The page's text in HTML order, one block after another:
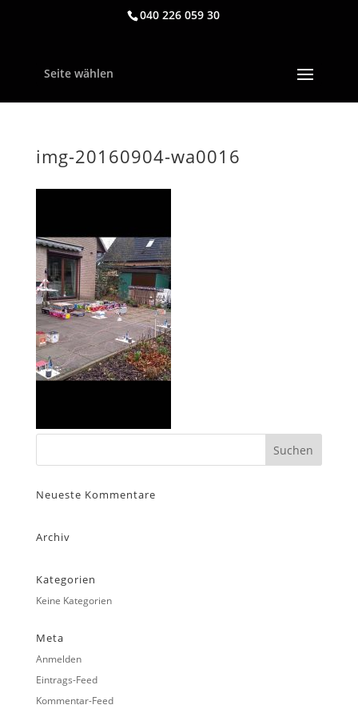
040 226 059 30
Seite wählen
img-20160904-wa0016
Neueste Kommentare
Archiv
Kategorien
Keine Kategorien
Meta
Anmelden
Eintrags-Feed
Kommentar-Feed